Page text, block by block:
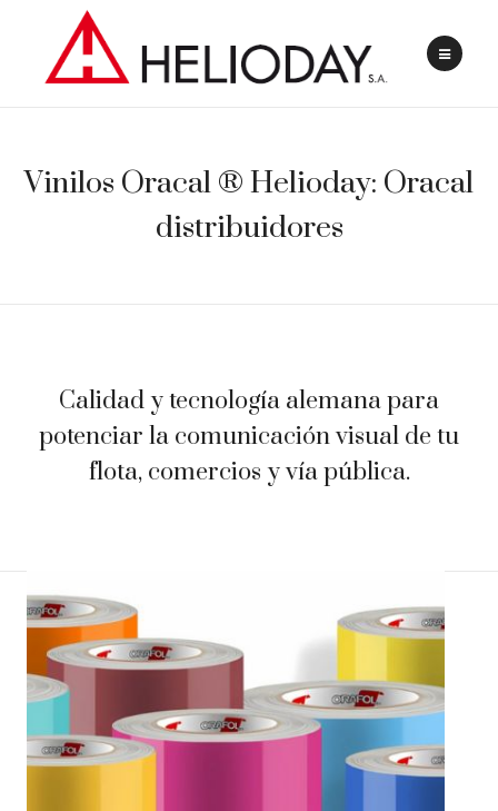
Vinilos Oracal ® Helioday: Oracal
distribuidores
Calidad y tecnología alemana para
potenciar la comunicación visual de tu
flota, comercios y vía pública.